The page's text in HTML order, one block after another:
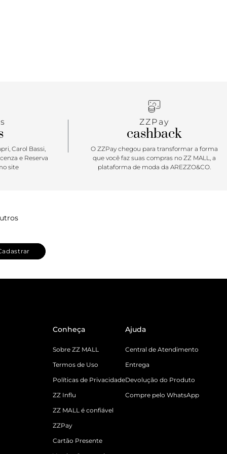
essa queridinha, viu miga?!
Carol Bassi,
e Reserva
site
ZZPay
cashback
O ZZPay chegou para transformar a forma
que você faz suas compras no ZZ MALL, a
plataforma de moda da AREZZO&CO.
Conheça
Sobre ZZ MALL
Termos de Uso
Políticas de Privacidade
ZZ Influ
ZZ MALL é confiável
ZZPay
Cartão Presente
Ajuda
Central de Atendimento
Entrega
Devolução do Produto
Compre pelo WhatsApp